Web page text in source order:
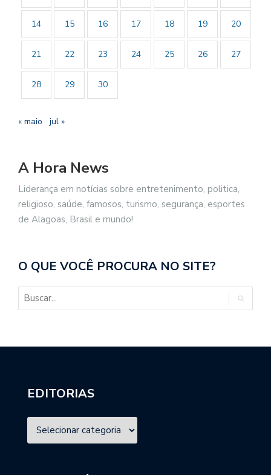
14 15 16 17 18 19 20
21 22 23 24 25 26 27
28 29 30
« maio jul »
A Hora News
Liderança em notícias sobre entretenimento, politica,
religioso, saúde, famosos, turismo, segurança, esportes
de Alagoas, Brasil e mundo!
O QUE VOCÊ PROCURA NO SITE?
EDITORIAS